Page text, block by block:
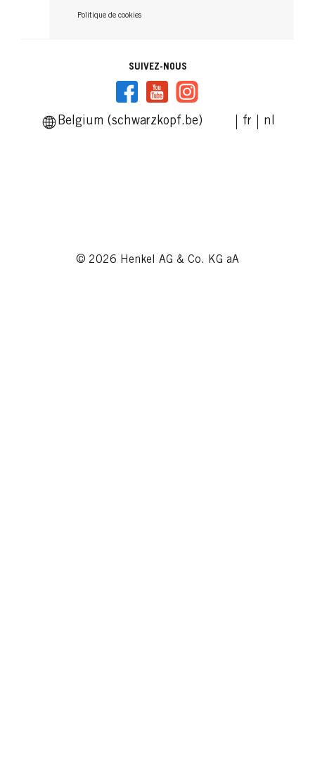
Politique de cookies
SUIVEZ-NOUS
Belgium (schwarzkopf.be) fr nl
© 2026 Henkel AG & Co. KG aA